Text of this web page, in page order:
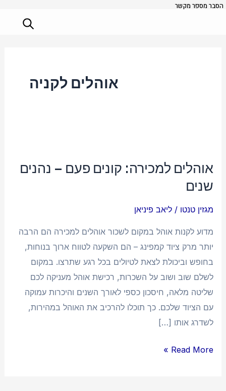
דילוג
הסבר מספר מקשר
אוהלים לקניה
אוהלים למכירה: קונים פעם – נהנים
שנים
מגזין טנטו /ליאב פיניאן
מדוע לקנות אוהל במקום לשכור אוהלים למכירה הם הרבה
יותר מרק ציוד קמפינג – הם השקעה לטווח ארוך בנוחות,
בחופש וביכולת לצאת לטיולים בכל רגע שתרצו. במקום
לשלם שוב ושוב על השכרות, רכישת אוהל מעניקה לכם
שליטה מלאה, חיסכון כספי לאורך השנים והיכרות עמוקה
עם הציוד שלכם. כך תוכלו להרכיב את האוהל במהירות,
לשדרג אותו […]
קונים
פעם
נהנים
שנים
Read More »